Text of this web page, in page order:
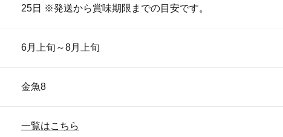
25日 ※発送から賞味期限までの目安です。
6月上旬～8月上旬
金魚8
一覧はこちら